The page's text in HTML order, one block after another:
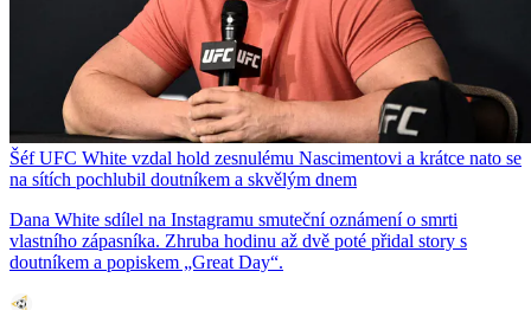
Šéf UFC White vzdal hold zesnulému Nascimentovi a krátce nato se
na sítích pochlubil doutníkem a skvělým dnem
Dana White sdílel na Instagramu smuteční oznámení o smrti
vlastního zápasníka. Zhruba hodinu až dvě poté přidal story s
doutníkem a popiskem „Great Day“.